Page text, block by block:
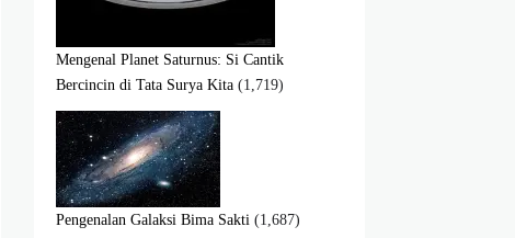
Mengenal Planet Saturnus: Si Cantik
Bercincin di Tata Surya Kita (1,719)
Pengenalan Galaksi Bima Sakti (1,687)